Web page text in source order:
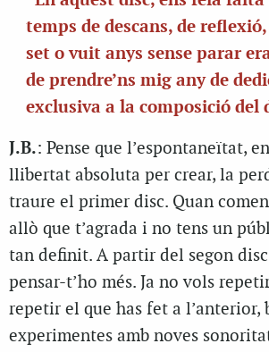
temps de descans, de
set o vuit anys sense parar
de prendre’ns mig any de
exclusiva a la composició del
J.B.: Pense que l’espontaneïtat,
llibertat absoluta per crear, la
traure el primer disc. Quan
allò que t’agrada i no tens un
tan definit. A partir del segon disc
pensar-t’ho més. Ja no vols
repetir el que has fet a l’anterior,
experimentes amb noves